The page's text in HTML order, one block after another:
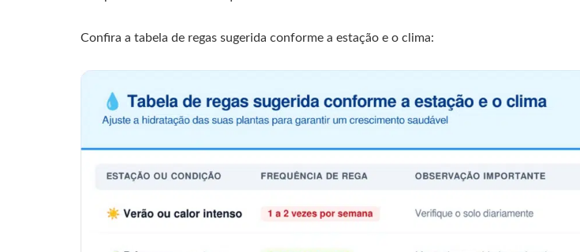
Confira a tabela de regas sugerida conforme a estação e o clima: